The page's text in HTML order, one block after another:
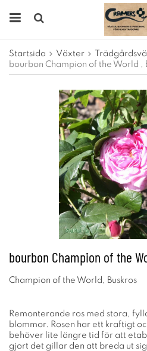
Startsida Växter
bourbon Champion of the World ,
bourbon Champion of the
Champion of the World, Buskros
Remonterande ros med stora,
blommor. Rosen har ett kraftigt
behöver lite längre tid för att
gjort det gillar den att breda ut